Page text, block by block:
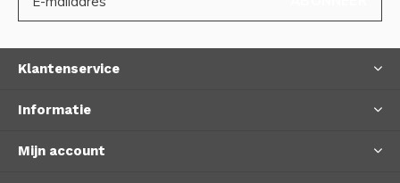
Klantenservice
Informatie
Mijn account